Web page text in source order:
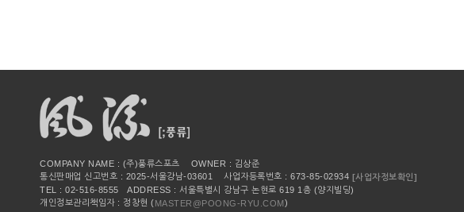
COMPANY NAME : (주)풍류스포츠 OWNER : 김상준
통신판매업 신고번호 : 2025-서울강남-03601 사업자등록번호 : 673-85-02934 [사업자정보확인]
TEL : 02-516-8555 ADDRESS : 서울특별시 강남구 논현로 619 1층 (양지빌딩)
개인정보관리책임자 : 정창현 (MASTER@POONG-RYU.COM)